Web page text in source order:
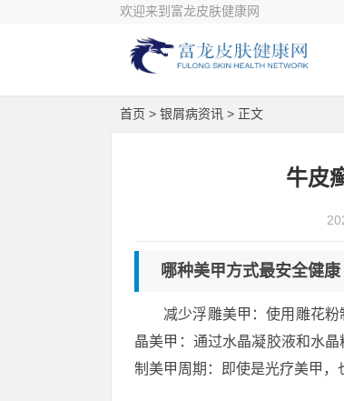
欢迎来到富龙皮肤健康网
首页 > 银屑病资讯 > 正文
牛皮
哪种美甲方式最安全健康
减少浮雕美甲：使用雕花
晶美甲：通过水晶凝胶液和水
制美甲周期：即使是光疗美甲，